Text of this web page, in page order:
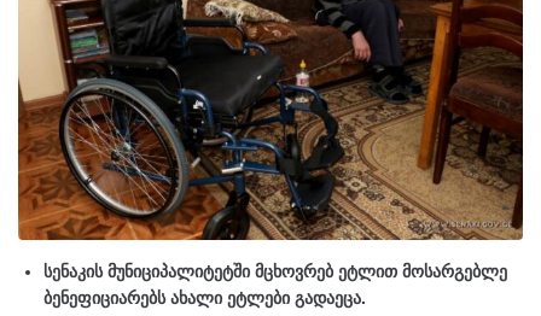
სენაკის მუნიციპალიტეტში მცხოვრებ ეტლით მოსარგებლე
ბენეფიციარებს ახალი ეტლები გადაეცა.